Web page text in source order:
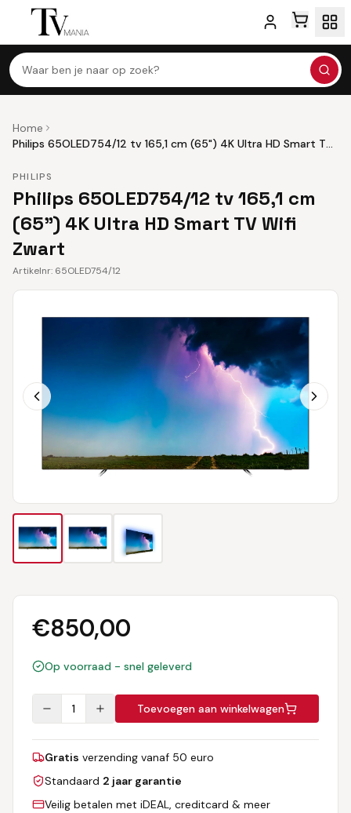
Waar ben je naar op zoek?
Home
Philips 65OLED754/12 tv 165,1 cm (65") 4K Ultra HD Smart TV
PHILIPS
Philips 65OLED754/12 tv 165,1 cm
(65") 4K Ultra HD Smart TV Wifi
Zwart
Artikelnr: 65OLED754/12
€850,00
Op voorraad - snel geleverd
1 Toevoegen aan winkelwagen
Gratis verzending vanaf 50 euro
Standaard 2 jaar garantie
Veilig betalen met iDEAL, creditcard & meer